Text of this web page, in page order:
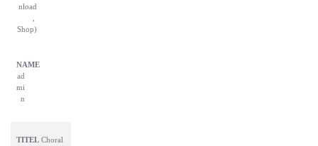
nload
Shop)
ad
mi
n
Choral